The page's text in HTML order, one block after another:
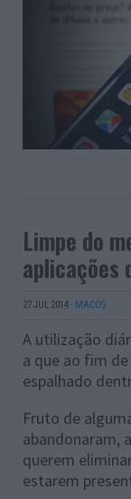
Limpe do
aplicações
27 JUL 2014 · MACOS
A utilização
a que ao fim
espalhado
Fruto de
abandonaram,
querem
estarem